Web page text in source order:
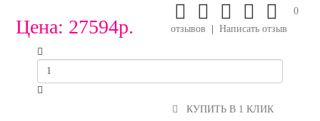
Цена: 27594р.
0
отзывов
Написать отзыв
КУПИТЬ В 1 КЛИК